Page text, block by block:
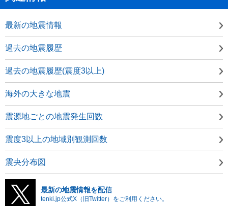
最新の地震情報
過去の地震履歴
過去の地震履歴(震度3以上)
海外の大きな地震
震源地ごとの地震発生回数
震度3以上の地域別観測回数
震央分布図
最新の地震情報を配信
tenki.jp公式X（旧Twitter）をご利用ください。